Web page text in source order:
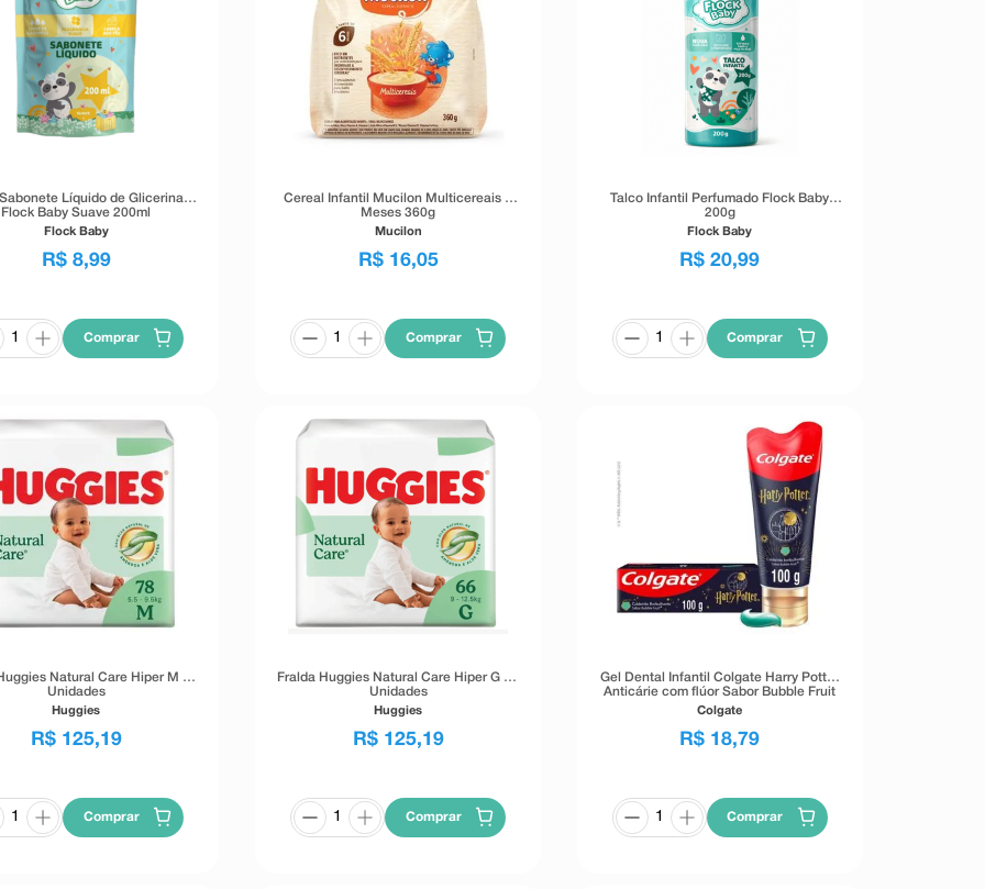
Líquido de Glicerina
Flock Baby Suave 200ml
Flock Baby
R$ 8,99
Comprar
Cereal Infantil Mucilon Multicereais 6
Meses 360g
Mucilon
R$ 16,05
Comprar
Talco Infantil Perfumado Flock Baby
200g
Flock Baby
R$ 20,99
Comprar
Natural Care Hiper M 78
Unidades
Huggies
R$ 125,19
Comprar
Fralda Huggies Natural Care Hiper G 66
Unidades
Huggies
R$ 125,19
Comprar
Gel Dental Infantil Colgate Harry Potter
Anticárie com flúor Sabor Bubble Fruit
100g
Colgate
R$ 18,79
Comprar